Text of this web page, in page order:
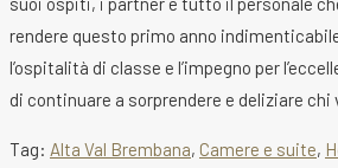
rendere questo primo anno
l’ospitalità di classe e l’impegno per
di continuare a sorprendere e deliziare chi
Tag: Alta Val Brembana, Camere e suite,